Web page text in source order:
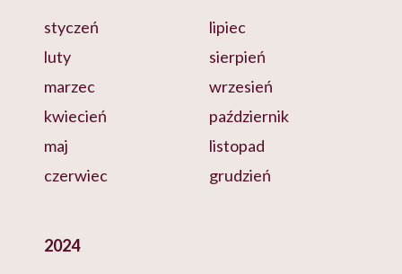
styczeń
luty
marzec
kwiecień
maj
czerwiec
lipiec
sierpień
wrzesień
październik
listopad
grudzień
2024